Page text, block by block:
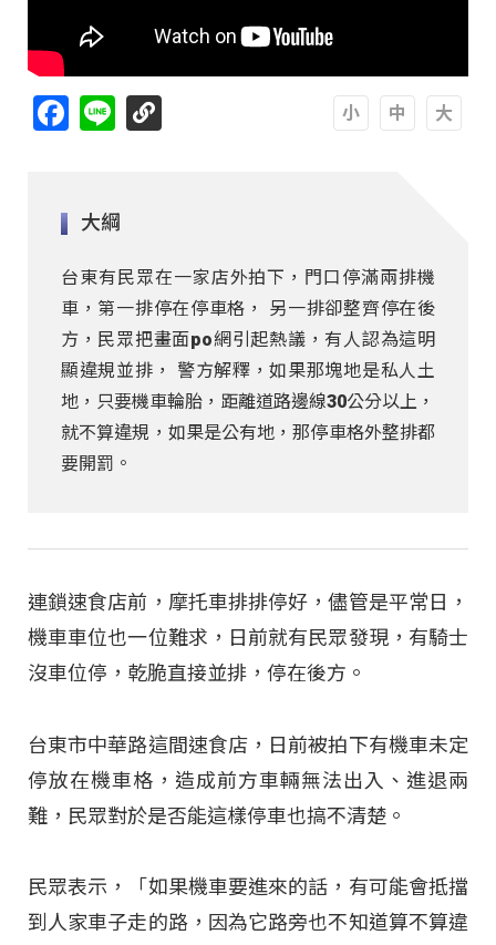
Facebook
Line
大綱
台東有民眾在一家店外拍下，門口停滿兩排機
車，第一排停在停車格， 另一排卻整齊停在後
方，民眾把畫面po網引起熱議，有人認為這明
顯違規並排， 警方解釋，如果那塊地是私人土
地，只要機車輪胎，距離道路邊線30公分以上，
就不算違規，如果是公有地，那停車格外整排都
要開罰。
連鎖速食店前，摩托車排排停好，儘管是平常日，
機車車位也一位難求，日前就有民眾發現，有騎士
沒車位停，乾脆直接並排，停在後方。
台東市中華路這間速食店，日前被拍下有機車未定
停放在機車格，造成前方車輛無法出入、進退兩
難，民眾對於是否能這樣停車也搞不清楚。
民眾表示，「如果機車要進來的話，有可能會抵擋
到人家車子走的路，因為它路旁也不知道算不算違